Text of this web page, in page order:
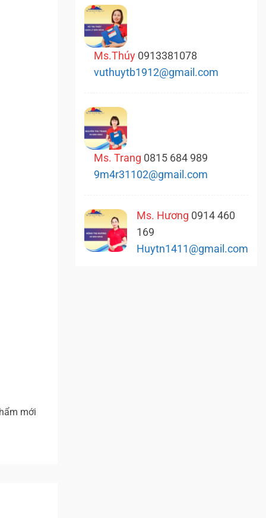
mới
Ms.Thúy 0913381078
vuthuytb1912@gmail.com
Ms. Trang 0815 684 989
9m4r31102@gmail.com
Ms. Hương 0914 460
169
Huytn1411@gmail.com